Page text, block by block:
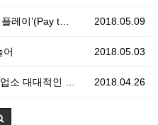
2018.05.09
레이’(Pay t…
2018.05.03
어
2018.04.26
소 대대적인 …